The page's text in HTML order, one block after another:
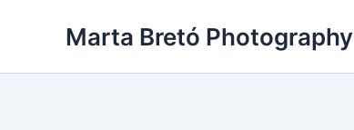
Marta Bretó Photography